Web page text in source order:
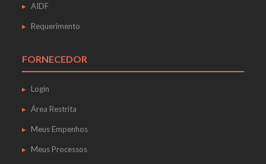
AIDF
Requerimento
FORNECEDOR
Login
Área Restrita
Meus Empenhos
Meus Processos